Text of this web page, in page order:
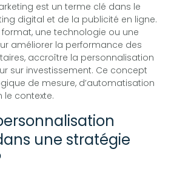
est un terme clé dans le
digital et de la publicité en ligne.
une technologie ou une
améliorer la performance des
accroître la personnalisation
sur investissement. Ce concept
de mesure, d’automatisation
le contexte.
une stratégie